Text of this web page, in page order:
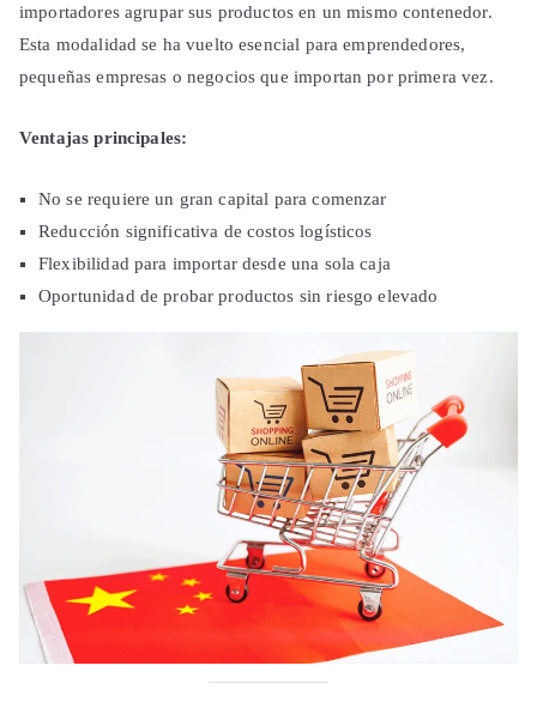
importadores agrupar sus productos en un mismo contenedor.
Esta modalidad se ha vuelto esencial para emprendedores,
pequeñas empresas o negocios que importan por primera vez.
Ventajas principales:
No se requiere un gran capital para comenzar
Reducción significativa de costos logísticos
Flexibilidad para importar desde una sola caja
Oportunidad de probar productos sin riesgo elevado